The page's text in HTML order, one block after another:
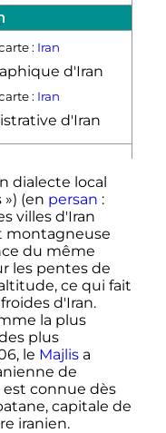
: Iran
: Iran
dialecte local
(en persan :
villes d'Iran
montagneuse
du même
les pentes de
ce qui fait
d'Iran.
la plus
plus
le Majlisa
de
est connue dès
capitale de
iranien.